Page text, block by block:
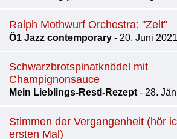
Ralph Mothwurf Orchestra: "Zelt"
Ö1 Jazz contemporary - 20. Juni 2021
Schwarzbrotspinatknödel mit
Champignonsauce
Mein Lieblings-Restl-Rezept - 28.
Stimmen der Vergangenheit (hör
ersten Mal)